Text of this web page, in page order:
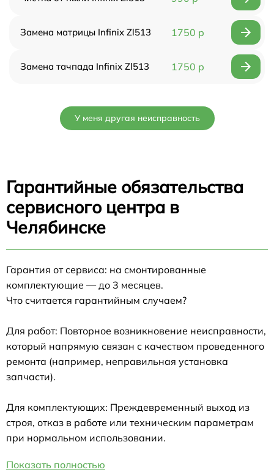
Замена матрицы Infinix Zl513 1750 р
Замена тачпада Infinix Zl513 1750 р
У меня другая неисправность
Гарантийные обязательства
сервисного центра в
Челябинске
Гарантия от сервиса: на смонтированные
комплектующие — до 3 месяцев.
Что считается гарантийным случаем?
Для работ: Повторное возникновение неисправности,
который напрямую связан с качеством проведенного
ремонта (например, неправильная установка
запчасти).
Для комплектующих: Преждевременный выход из
строя, отказ в работе или техническим параметрам
при нормальном использовании.
Показать полностью